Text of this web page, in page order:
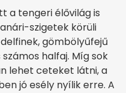
a tengeri élővilág is
szigetek körüli
gömbölyűfejű
halfaj. Míg sok
lehet ceteket látni, a
jó esély nyílik erre. A